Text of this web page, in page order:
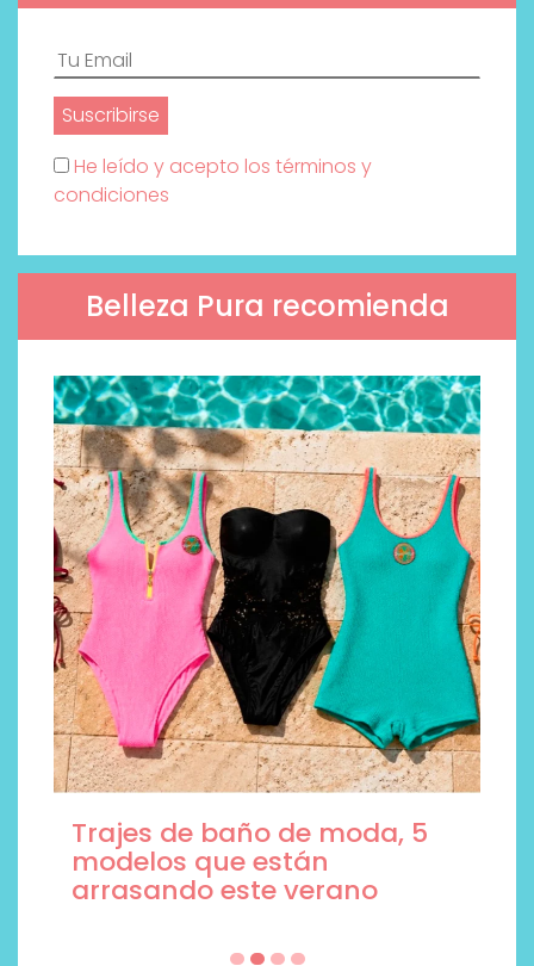
He leído y acepto los términos y
condiciones
Belleza Pura recomienda
Trajes de baño de moda, 5
modelos que están
arrasando este verano